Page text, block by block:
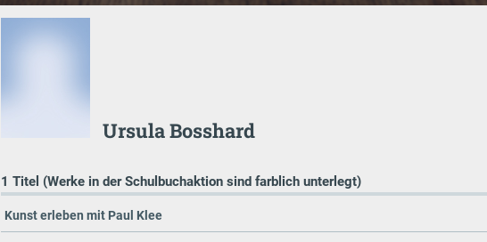
Ursula Bosshard
1 Titel (Werke in der Schulbuchaktion sind farblich unterlegt)
Kunst erleben mit Paul Klee